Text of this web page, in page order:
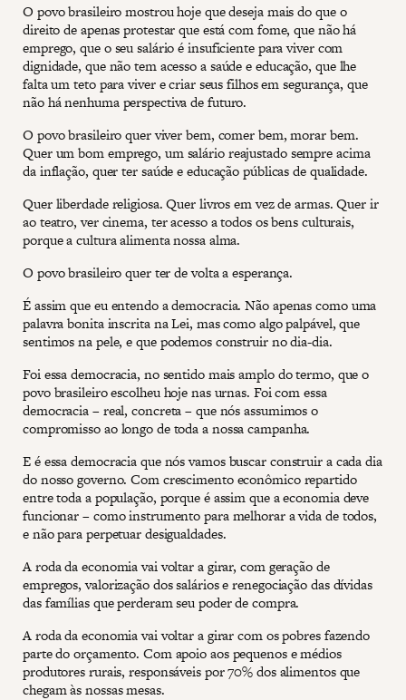
O povo brasileiro mostrou hoje que deseja mais do que o
direito de apenas protestar que está com fome, que não há
emprego, que o seu salário é insuficiente para viver com
dignidade, que não tem acesso a saúde e educação, que lhe
falta um teto para viver e criar seus filhos em segurança, que
não há nenhuma perspectiva de futuro.
O povo brasileiro quer viver bem, comer bem, morar bem.
Quer um bom emprego, um salário reajustado sempre acima
da inflação, quer ter saúde e educação públicas de qualidade.
Quer liberdade religiosa. Quer livros em vez de armas. Quer ir
ao teatro, ver cinema, ter acesso a todos os bens culturais,
porque a cultura alimenta nossa alma.
O povo brasileiro quer ter de volta a esperança.
É assim que eu entendo a democracia. Não apenas como uma
palavra bonita inscrita na Lei, mas como algo palpável, que
sentimos na pele, e que podemos construir no dia-dia.
Foi essa democracia, no sentido mais amplo do termo, que o
povo brasileiro escolheu hoje nas urnas. Foi com essa
democracia – real, concreta – que nós assumimos o
compromisso ao longo de toda a nossa campanha.
E é essa democracia que nós vamos buscar construir a cada dia
do nosso governo. Com crescimento econômico repartido
entre toda a população, porque é assim que a economia deve
funcionar – como instrumento para melhorar a vida de todos,
e não para perpetuar desigualdades.
A roda da economia vai voltar a girar, com geração de
empregos, valorização dos salários e renegociação das dívidas
das famílias que perderam seu poder de compra.
A roda da economia vai voltar a girar com os pobres fazendo
parte do orçamento. Com apoio aos pequenos e médios
produtores rurais, responsáveis por 70% dos alimentos que
chegam às nossas mesas.